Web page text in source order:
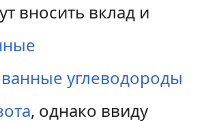
вносить вклад и
углеводороды
, однако ввиду